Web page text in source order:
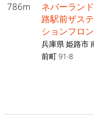
786m
ネバーラン
路駅前ザス
ションフロ
兵庫県 姫路市
前町 91-8